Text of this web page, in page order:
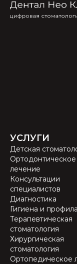
УСЛУГИ
Детская
Ортодонтическое
лечение
Консультации
специалистов
Диагностика
Гигиена и
Терапевтическая
стоматология
Хирургическая
стоматология
Ортопедическое